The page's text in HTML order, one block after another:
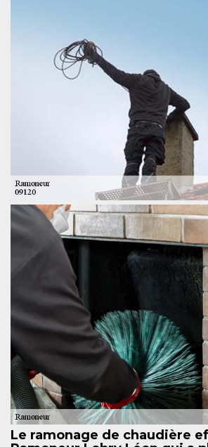
Le ramonage de chaudière